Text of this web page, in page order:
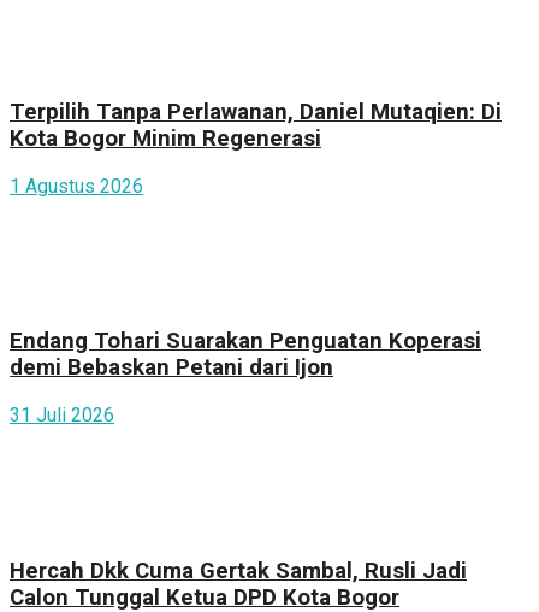
Terpilih Tanpa Perlawanan, Daniel Mutaqien: Di
Kota Bogor Minim Regenerasi
1 Agustus 2026
Endang Tohari Suarakan Penguatan Koperasi
demi Bebaskan Petani dari Ijon
31 Juli 2026
Hercah Dkk Cuma Gertak Sambal, Rusli Jadi
Calon Tunggal Ketua DPD Kota Bogor